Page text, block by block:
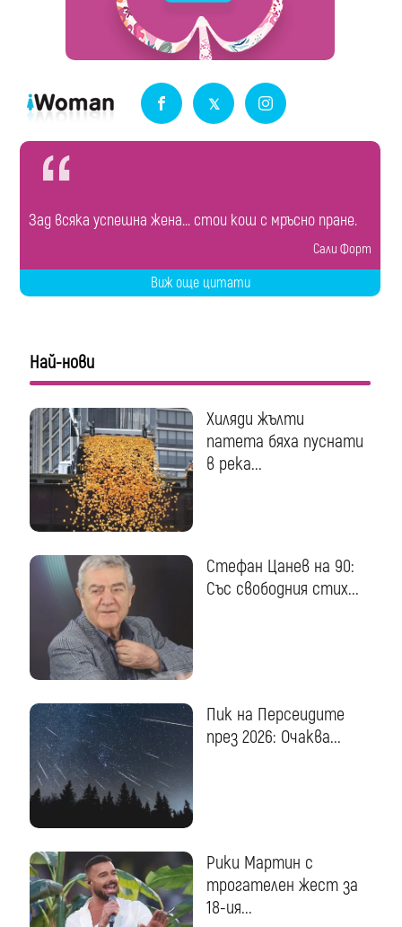
Зад всяка успешна жена... стои кош с мръсно пране.
Сали Форт
Виж още цитати
Най-нови
Хиляди жълти
патета бяха пуснати
в река...
Стефан Цанев на 90:
Със свободния стих...
Пик на Персеидите
през 2026: Очаква...
Рики Мартин с
трогателен жест за
18-ия...